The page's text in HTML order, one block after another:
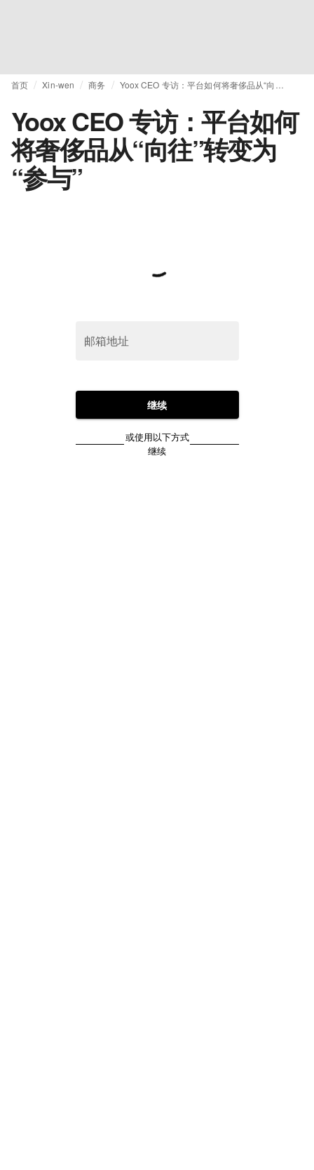
首页 Xin-wen 商务
Yoox CEO 专访：平台如何
将奢侈品从“向往”转变为
“参与”
邮箱地址
继续
或使用以下方式
继续